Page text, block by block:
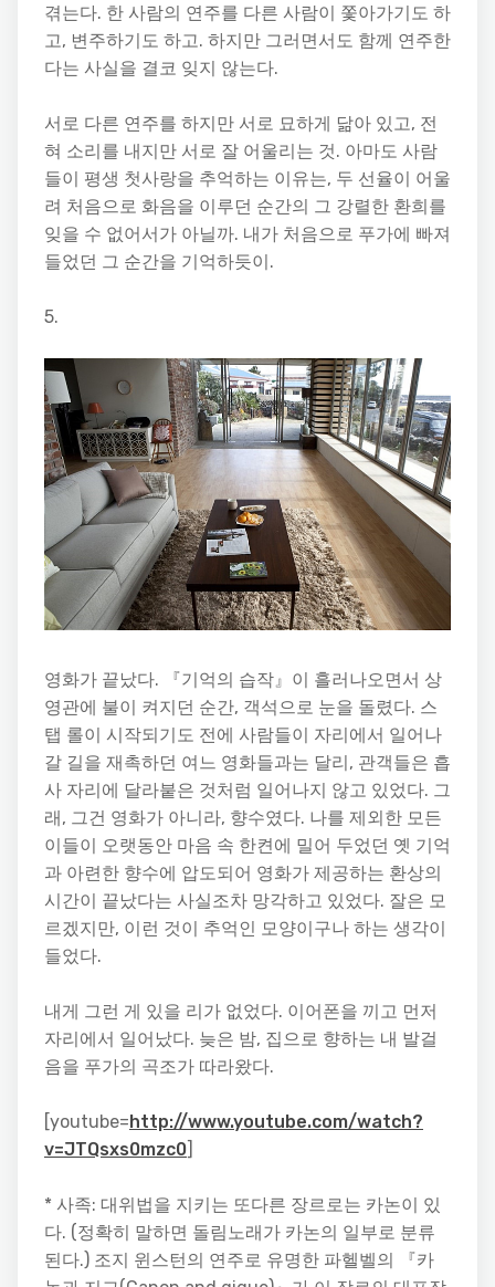
겪는다. 한 사람의 연주를 다른 사람이 쫓아가기도 하
고, 변주하기도 하고. 하지만 그러면서도 함께 연주한
다는 사실을 결코 잊지 않는다.
서로 다른 연주를 하지만 서로 묘하게 닮아 있고, 전
혀 소리를 내지만 서로 잘 어울리는 것. 아마도 사람
들이 평생 첫사랑을 추억하는 이유는, 두 선율이 어울
려 처음으로 화음을 이루던 순간의 그 강렬한 환희를
잊을 수 없어서가 아닐까. 내가 처음으로 푸가에 빠져
들었던 그 순간을 기억하듯이.
5.
영화가 끝났다. 『기억의 습작』이 흘러나오면서 상
영관에 불이 켜지던 순간, 객석으로 눈을 돌렸다. 스
탭 롤이 시작되기도 전에 사람들이 자리에서 일어나
갈 길을 재촉하던 여느 영화들과는 달리, 관객들은 흡
사 자리에 달라붙은 것처럼 일어나지 않고 있었다. 그
래, 그건 영화가 아니라, 향수였다. 나를 제외한 모든
이들이 오랫동안 마음 속 한켠에 밀어 두었던 옛 기억
과 아련한 향수에 압도되어 영화가 제공하는 환상의
시간이 끝났다는 사실조차 망각하고 있었다. 잘은 모
르겠지만, 이런 것이 추억인 모양이구나 하는 생각이
들었다.
내게 그런 게 있을 리가 없었다. 이어폰을 끼고 먼저
자리에서 일어났다. 늦은 밤, 집으로 향하는 내 발걸
음을 푸가의 곡조가 따라왔다.
[youtube=http://www.youtube.com/watch?
v=JTQsxs0mzc0]
* 사족: 대위법을 지키는 또다른 장르로는 카논이 있
다. (정확히 말하면 돌림노래가 카논의 일부로 분류
된다.) 조지 윈스턴의 연주로 유명한 파헬벨의 『카